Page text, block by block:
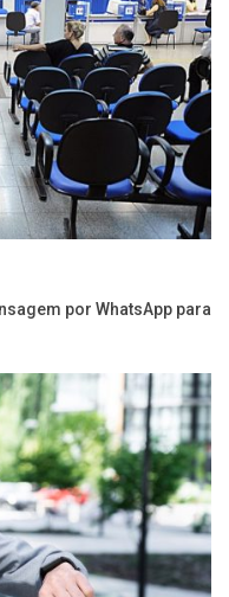
por WhatsApp para